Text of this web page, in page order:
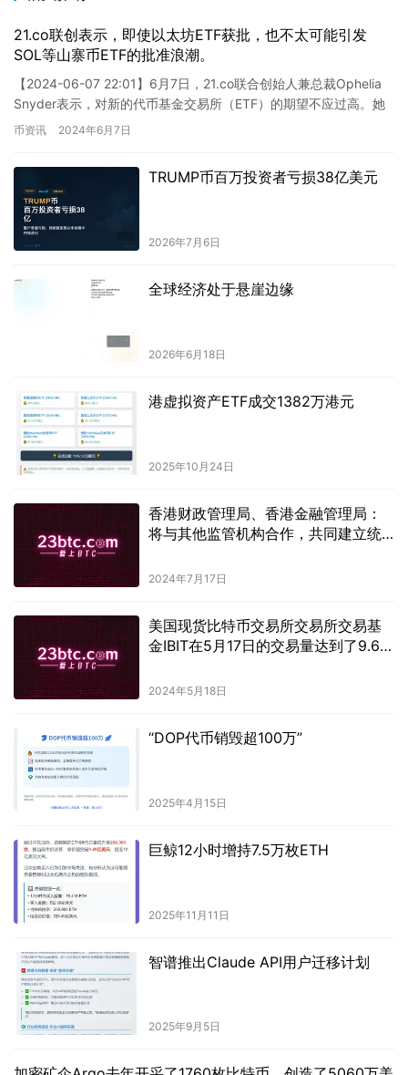
21.co联创表示，即使以太坊ETF获批，也不太可能引发
SOL等山寨币ETF的批准浪潮。
【2024-06-07 22:01】6月7日，21.co联合创始人兼总裁Ophelia
Snyder表示，对新的代币基金交易所（ETF）的期望不应过高。她
认为即使以太坊ETF获得批…
币资讯 2024年6月7日
TRUMP币百万投资者亏损38亿美元
2026年7月6日
全球经济处于悬崖边缘
2026年6月18日
港虚拟资产ETF成交1382万港元
2025年10月24日
香港财政管理局、香港金融管理局：
将与其他监管机构合作，共同建立统
2024年7月17日
美国现货比特币交易所交易所交易基
金IBIT在5月17日的交易量达到了9.66
2024年5月18日
“DOP代币销毁超100万”
2025年4月15日
巨鲸12小时增持7.5万枚ETH
2025年11月11日
智谱推出Claude API用户迁移计划
2025年9月5日